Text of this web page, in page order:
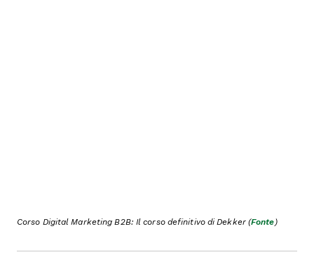
Corso Digital Marketing B2B: Il corso definitivo di Dekker (Fonte)